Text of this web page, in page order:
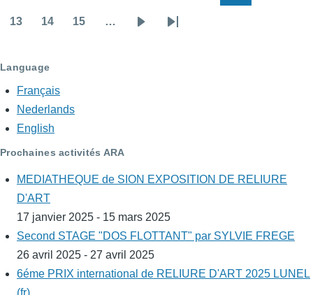
page
précédente
13 14 15 …
Page
Dernière
Language
Français
Nederlands
English
Prochaines activités ARA
MEDIATHEQUE de SION EXPOSITION DE RELIURE
D'ART
17 janvier 2025 - 15 mars 2025
Second STAGE "DOS FLOTTANT" par SYLVIE FREGE
26 avril 2025 - 27 avril 2025
6éme PRIX international de RELIURE D'ART 2025 LUNEL
(fr)